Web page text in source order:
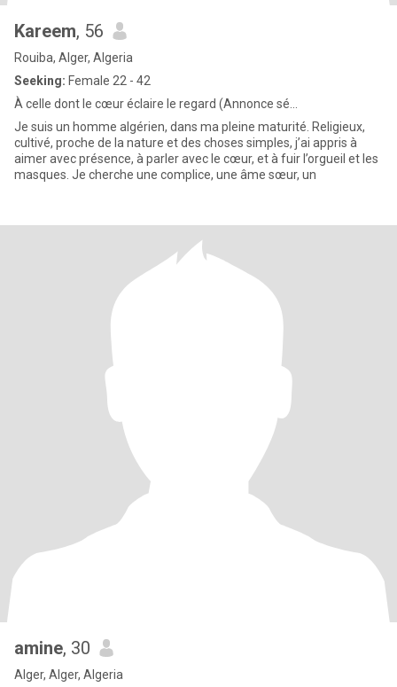
Kareem, 56
Rouiba, Alger, Algeria
Seeking: Female 22 - 42
À celle dont le cœur éclaire le regard (Annonce sé...
Je suis un homme algérien, dans ma pleine maturité. Religieux,
cultivé, proche de la nature et des choses simples, j’ai appris à
aimer avec présence, à parler avec le cœur, et à fuir l’orgueil et les
masques. Je cherche une complice, une âme sœur, un
amine, 30
Alger, Alger, Algeria